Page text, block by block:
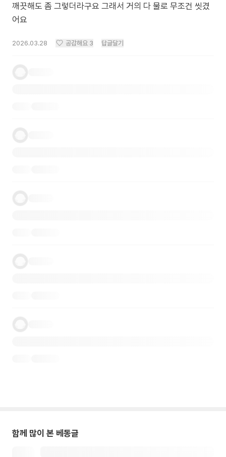
깨끗해도 좀 그렇더라구요 그래서 거의 다 물로 무조건 씻겼
어요
2026.03.28 공감해요 3 답글달기
함께 많이 본 베동글